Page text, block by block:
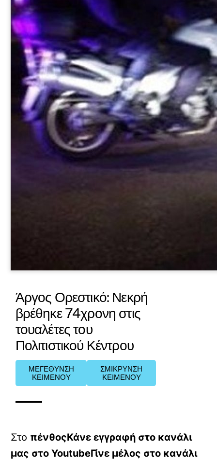
Άργος Ορεστικό: Νεκρή
βρέθηκε 74χρονη στις
τουαλέτες του
Πολιτιστικού Κέντρου
ΜΕΓΕΘΥΝΣΗ
ΚΕΙΜΕΝΟΥ
ΣΜΙΚΡΥΝΣΗ
ΚΕΙΜΕΝΟΥ
Στο πένθοςΚάνε εγγραφή στο κανάλι
μας στοYoutubeΓίνε μέλος στο κανάλι